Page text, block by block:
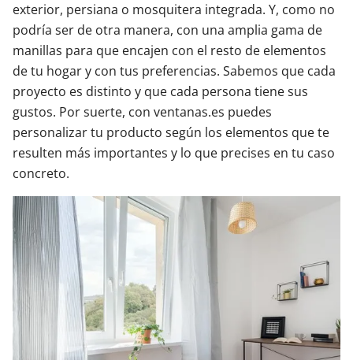
exterior, persiana o mosquitera integrada. Y, como no
podría ser de otra manera, con una amplia gama de
manillas para que encajen con el resto de elementos
de tu hogar y con tus preferencias. Sabemos que cada
proyecto es distinto y que cada persona tiene sus
gustos. Por suerte, con ventanas.es puedes
personalizar tu producto según los elementos que te
resulten más importantes y lo que precises en tu caso
concreto.